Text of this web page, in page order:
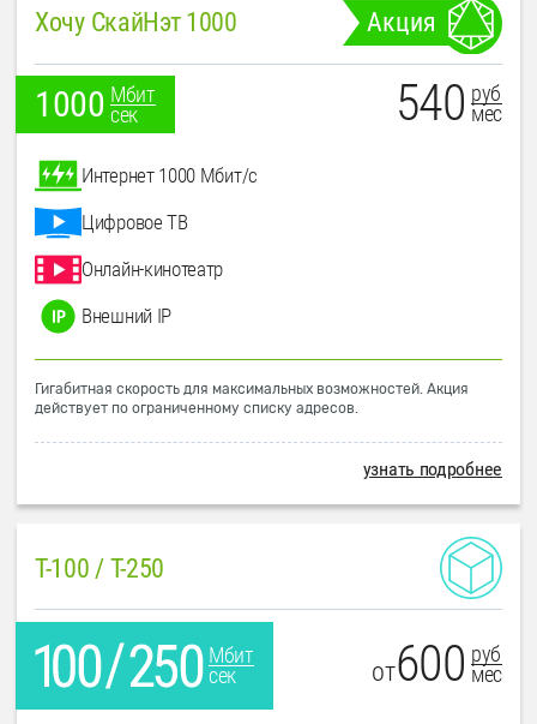
Хочу СкайНэт 1000 Акция
1000 Мбит
сек
540 руб
мес
Интернет 1000 Мбит/с
Цифровое ТВ
Онлайн-кинотеатр
Внешний IP
Гигабитная скорость для максимальных возможностей. Акция
действует по ограниченному списку адресов.
узнать подробнее
T-100 / T-250
Мбит
сек
от600 руб
мес